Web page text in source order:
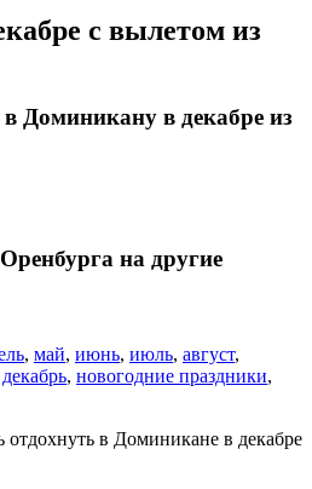
с вылетом из
Доминикану в декабре из
на другие
, май, июнь, июль, август,
декабрь, новогодние праздники,
отдохнуть в Доминикане в декабре